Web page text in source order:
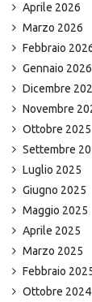
Aprile 2026
Marzo 2026
Febbraio
Gennaio 2026
Dicembre
Novembre
Ottobre 2025
Settembre
Luglio 2025
Giugno 2025
Maggio 2025
Aprile 2025
Marzo 2025
Febbraio
Ottobre 2024